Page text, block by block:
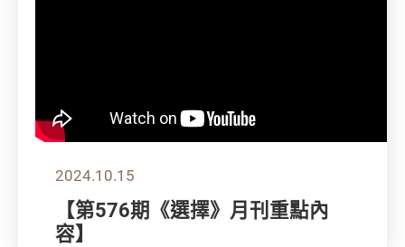
2024.10.15
【第576期《選擇》月刊重點內
容】